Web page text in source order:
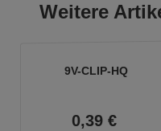
Weitere
9V-CLIP-HQ
0,39 €